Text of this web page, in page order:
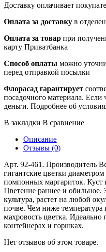
Доставку оплачивает
Оплата за доставку в
Оплата за товар при
карту Приватбанка
Способ оплаты можно
перед отправкой посылки
Флорасад гарантирует
посадочного материала.
деньги. Подробнее об
В закладки В сравнение
Описание
Отзывы (0)
Арт. 92-461. Производитель
гигантские цветки
помпонных маргариток. Куст
Цветение раннее и обильное.
культура, растет на любой
почве. Чем ниже температура
махровость цветка.
контейнерах и горшках.
Нет отзывов об этом товаре.